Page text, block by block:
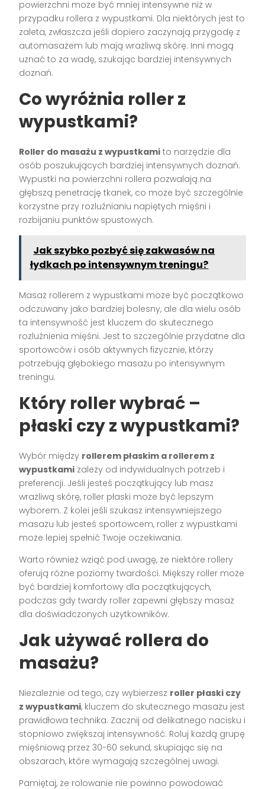
powierzchni może być mniej intensywne niż w
przypadku rollera z wypustkami. Dla niektórych jest to
zaleta, zwłaszcza jeśli dopiero zaczynają przygodę z
automasażem lub mają wrażliwą skórę. Inni mogą
uznać to za wadę, szukając bardziej intensywnych
doznań.
Co wyróżnia roller z
wypustkami?
Roller do masażu z wypustkami to narzędzie dla
osób poszukujących bardziej intensywnych doznań.
Wypustki na powierzchni rollera pozwalają na
głębszą penetrację tkanek, co może być szczególnie
korzystne przy rozluźnianiu napiętych mięśni i
rozbijaniu punktów spustowych.
Jak szybko pozbyć się zakwasów na
łydkach po intensywnym treningu?
Masaż rollerem z wypustkami może być początkowo
odczuwany jako bardziej bolesny, ale dla wielu osób
ta intensywność jest kluczem do skutecznego
rozluźnienia mięśni. Jest to szczególnie przydatne dla
sportowców i osób aktywnych fizycznie, którzy
potrzebują głębokiego masażu po intensywnym
treningu.
Który roller wybrać –
płaski czy z wypustkami?
Wybór między rollerem płaskim a rollerem z
wypustkami zależy od indywidualnych potrzeb i
preferencji. Jeśli jesteś początkujący lub masz
wrażliwą skórę, roller płaski może być lepszym
wyborem. Z kolei jeśli szukasz intensywniejszego
masażu lub jesteś sportowcem, roller z wypustkami
może lepiej spełnić Twoje oczekiwania.
Warto również wziąć pod uwagę, że niektóre rollery
oferują różne poziomy twardości. Miększy roller może
być bardziej komfortowy dla początkujących,
podczas gdy twardy roller zapewni głębszy masaż
dla doświadczonych użytkowników.
Jak używać rollera do
masażu?
Niezależnie od tego, czy wybierzesz roller płaski czy
z wypustkami, kluczem do skutecznego masażu jest
prawidłowa technika. Zacznij od delikatnego nacisku i
stopniowo zwiększaj intensywność. Roluj każdą grupę
mięśniową przez 30-60 sekund, skupiając się na
obszarach, które wymagają szczególnej uwagi.
Pamiętaj, że rolowanie nie powinno powodować